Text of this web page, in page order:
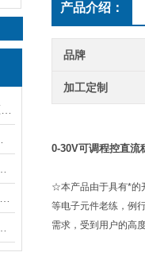
产品介绍：
品牌
加工定制
0-30V可调程控直流
☆本产品由于具有*的
等电子元件老练，例
需求，受到用户的高